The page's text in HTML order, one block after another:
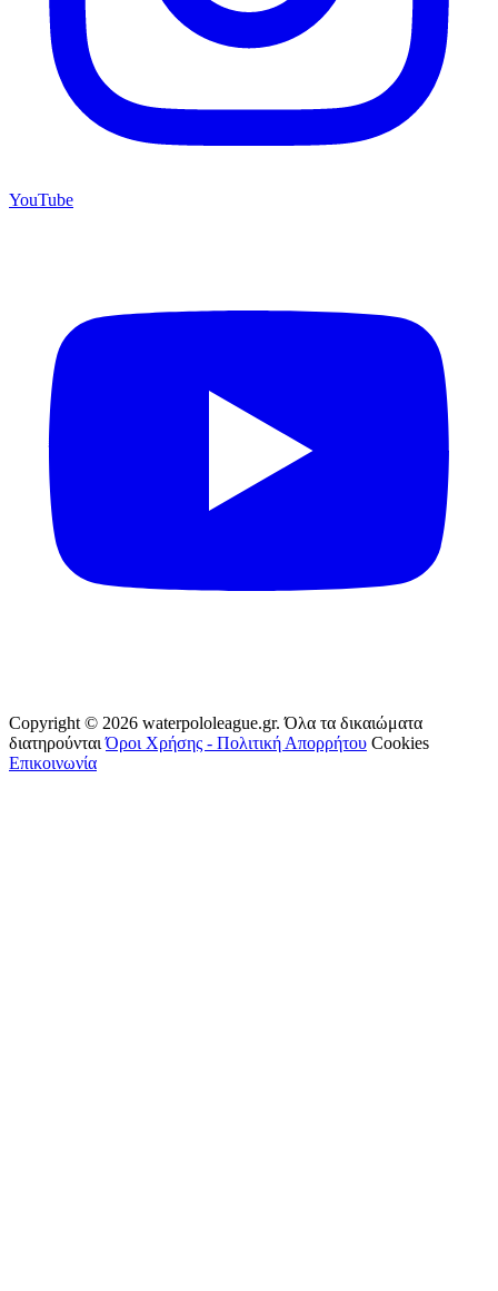
YouTube
Copyright © 2026 waterpololeague.gr. Όλα τα δικαιώματα
διατηρούνταιΌροι Χρήσης - Πολιτική Απορρήτου Cookies
Επικοινωνία